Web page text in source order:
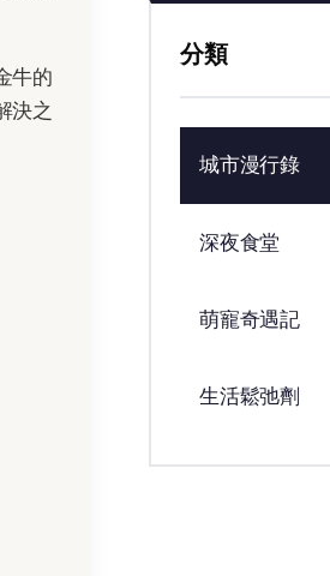
牛的
決之
分類
城市漫行錄
深夜食堂
萌寵奇遇記
生活鬆弛劑